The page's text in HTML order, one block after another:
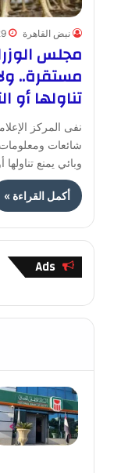
نبض القاهرة 29
مجلس
مستقرة..
تناولها أو
نفى المركز
شائعات
وبائي يمنع تناولها
أكمل القراءة »
Ads